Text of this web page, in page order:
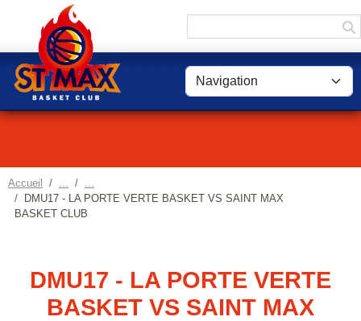
Accueil
DMU17 - LA PORTE VERTE BASKET VS SAINT MAX
BASKET CLUB
DMU17 - LA PORTE VERTE
BASKET VS SAINT MAX
Panneau de gestion des cookies